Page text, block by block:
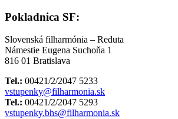
Pokladnica SF:
Slovenská filharmónia – Reduta
Námestie Eugena Suchoňa 1
816 01 Bratislava
Tel.: 00421/2/2047 5233
vstupenky@filharmonia.sk
Tel.: 00421/2/2047 5293
vstupenky.bhs@filharmonia.sk